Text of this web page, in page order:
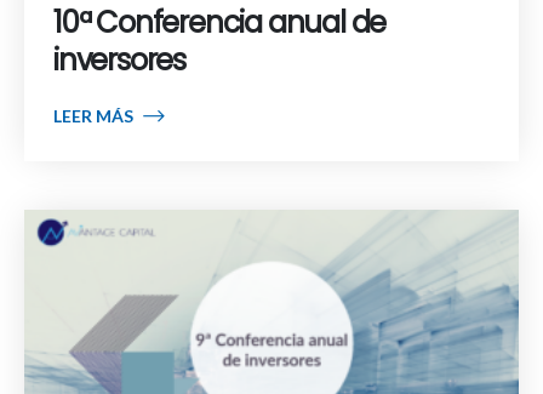
10ª Conferencia anual de
inversores
LEER MÁS